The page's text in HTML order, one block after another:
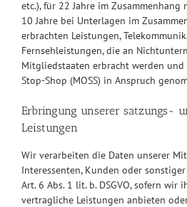
etc.), für 22 Jahre im
10 Jahre bei Unterlagen im
erbrachten Leistungen,
Fernsehleistungen, die an
Mitgliedstaaten erbracht werden
Stop-Shop (MOSS) in Anspruch
Erbringung unserer satzungs-
Leistungen
Wir verarbeiten die Daten unserer
Interessenten, Kunden oder
Art. 6 Abs. 1 lit. b. DSGVO, sofern wir
vertragliche Leistungen anbieten